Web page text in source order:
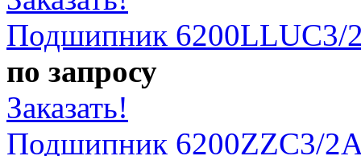
Подшипник 6200LLUC3/
по запросу
Заказать!
Подшипник 6200ZZC3/